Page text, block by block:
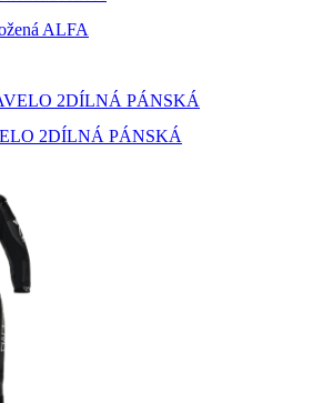
ALFA
2DÍLNÁ PÁNSKÁ